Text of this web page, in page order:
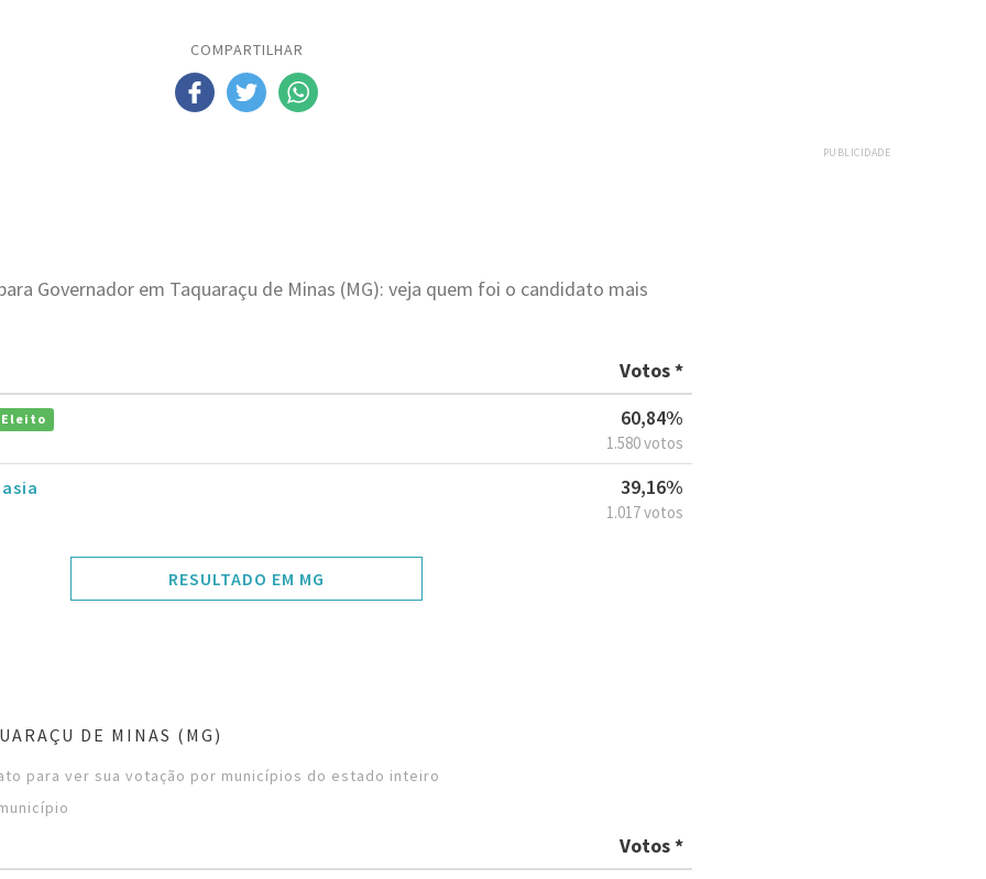
COMPARTILHAR
PUBLICIDADE
Governador em Taquaraçu de Minas (MG): veja quem foi o candidato mais
Votos *
Eleito 60,84%
1.580 votos
39,16%
1.017 votos
RESULTADO EM MG
DE MINAS (MG)
para ver sua votação por municípios do estado inteiro
Votos *